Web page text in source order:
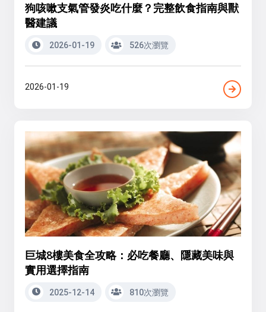
狗咳嗽支氣管發炎吃什麼？完整飲食指南與獸
醫建議
2026-01-19 526次瀏覽
2026-01-19
巨城8樓美食全攻略：必吃餐廳、隱藏美味與
實用選擇指南
2025-12-14 810次瀏覽